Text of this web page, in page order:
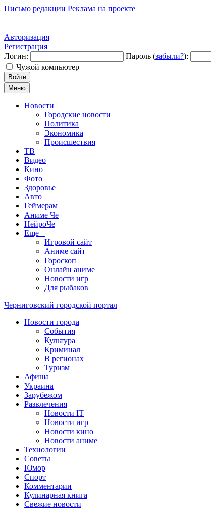
Письмо редакции Реклама на проекте
Авторизация
Регистрация
Логин:
Пароль (забыли?):
Чужой компьютер
Войти
Меню
Новости
Городские новости
Политика
Экономика
Происшествия
ТВ
Видео
Кино
Фото
Здоровье
Авто
Геймерам
Аниме Че
НейроЧе
Еще +
Игровой сайт
Аниме сайт
Гороскоп
Онлайн аниме
Новости игр
Для рыбаков
Черниговский городской портал
Новости города
События
Культура
Криминал
В регионах
Туризм
Афиша
Украина
Зарубежом
Развлечения
Новости IT
Новости игр
Новости кино
Новости аниме
Технологии
Советы
Юмор
Спорт
Комментарии
Кулинарная книга
Свежие новости